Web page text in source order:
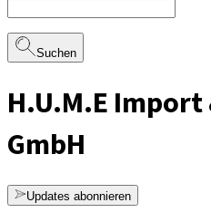
Suchen
H.U.M.E
GmbH
Updates abonnieren